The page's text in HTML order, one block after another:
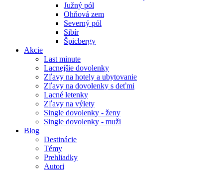
Južný pól
Ohňová zem
Severný pól
Sibír
Špicbergy
Akcie
Last minute
Lacnejšie dovolenky
Zľavy na hotely a ubytovanie
Zľavy na dovolenky s deťmi
Lacné letenky
Zľavy na výlety
Single dovolenky - ženy
Single dovolenky - muži
Blog
Destinácie
Témy
Prehliadky
Autori